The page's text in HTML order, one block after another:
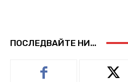
ПОСЛЕДВАЙТЕ НИ...